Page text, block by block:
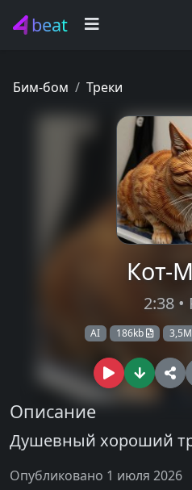
beat
Бим-бом Треки
Кот-
2:38 •
AI 186kb
Описание
Душевный хороший
Опубликовано 1 июля 2026